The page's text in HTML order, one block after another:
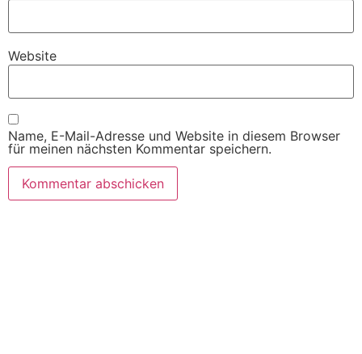
Website
Name, E-Mail-Adresse und Website in diesem Browser
für meinen nächsten Kommentar speichern.